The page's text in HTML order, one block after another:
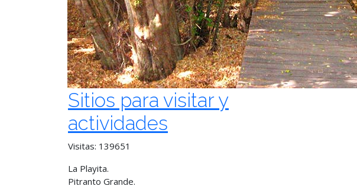
Sitios para visitar y
actividades
Visitas: 139651
La Playita.
Pitranto Grande.